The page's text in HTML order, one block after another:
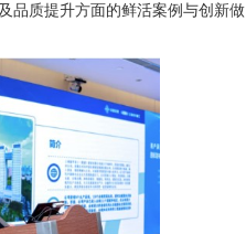
品质提升方面的鲜活案例与创新做